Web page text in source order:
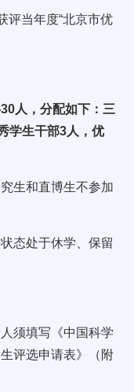
评当年度“北京市优
人，分配如下：三
学生干部3人，优
生和直博生不参加
态处于休学、保留
须填写《中国科学
评选申请表》（附